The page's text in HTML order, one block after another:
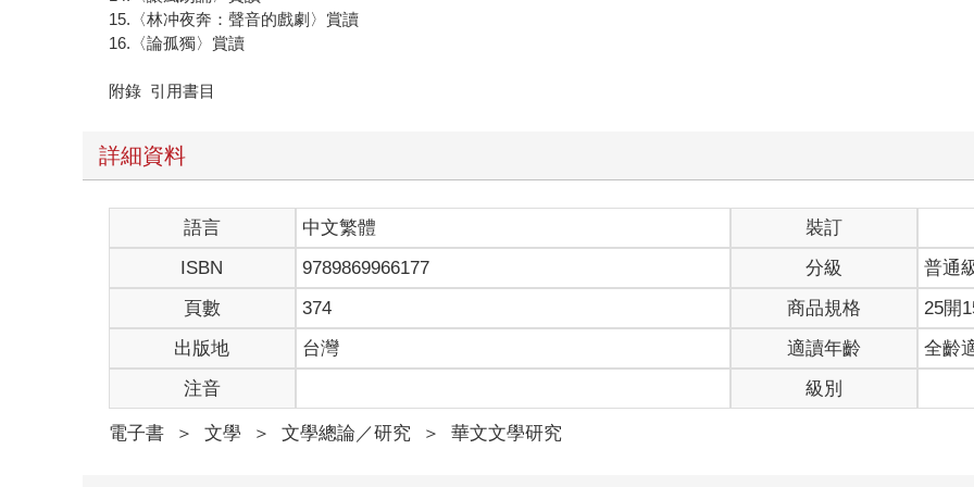
15.〈林冲夜奔：聲音的戲劇〉賞讀
16.〈論孤獨〉賞讀
附錄 引用書目
詳細資料
語言 中文繁體
裝訂
ISBN
9789869966177 分級
普通
頁數
374 商品規格
25開
出版地
台灣 適讀年齡
全齡
注音
級別
電子書 ＞ 文學 ＞ 文學總論／研究 ＞ 華文文學研究